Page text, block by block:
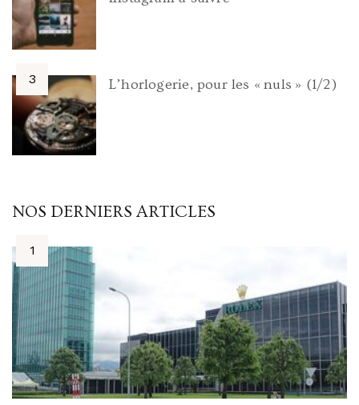
L’horlogerie, pour les « nuls » (1/2)
NOS DERNIERS ARTICLES